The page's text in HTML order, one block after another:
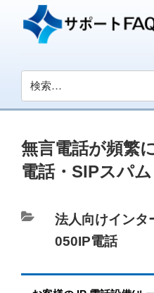
無言電話が頻繁
電話・SIPスパム
カ
テ
法人向けインタ
050IP電話